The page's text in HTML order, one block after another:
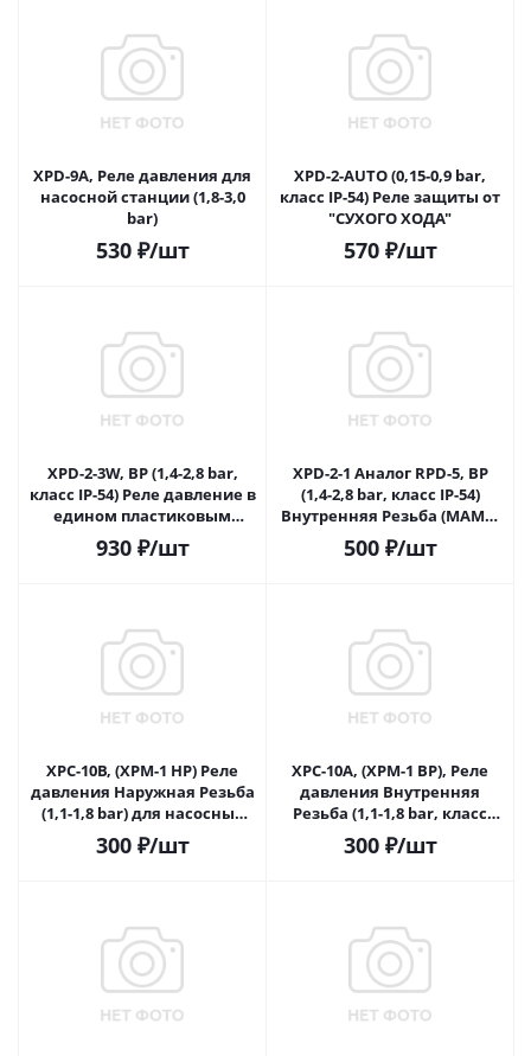
XPD-9A, Реле давления для
насосной станции (1,8-3,0
bar)
530₽/шт
XPD-2-AUTO (0,15-0,9 bar,
класс IP-54) Реле защиты от
"СУХОГО ХОДА"
570₽/шт
XPD-2-3W, ВР (1,4-2,8 bar,
класс IP-54) Реле давление в
едином пластиковым
корпусе с трехвыводным пе
930₽/шт
XPD-2-1 Аналог RPD-5, ВР
(1,4-2,8 bar, класс IP-54)
Внутренняя Резьба (МАМА)
Реле давления
500₽/шт
XPC-10B, (XPM-1 НР) Реле
давления Наружная Резьба
(1,1-1,8 bar) для насосных
станций ATQB60-МИНИ
300₽/шт
XPC-10A, (XPM-1 BP), Реле
давления Внутренняя
Резьба (1,1-1,8 bar, класс
электро защиты IP-20) для
300₽/шт